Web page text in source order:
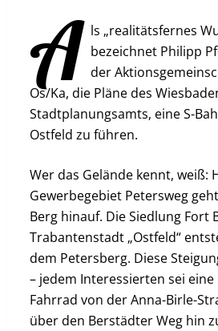
A ls „realitätsfernes
bezeichnet Philipp
der
Os/Ka, die Pläne des
Stadtplanungsamts, eine S-
Ostfeld zu führen.
Wer das Gelände kennt, weiß:
Gewerbegebiet Petersweg
Berg hinauf. Die Siedlung Fort
Trabantenstadt „Ostfeld“
dem Petersberg. Diese
– jedem Interessierten sei
Fahrrad von der Anna-Birle-
über den Berstädter Weg hin